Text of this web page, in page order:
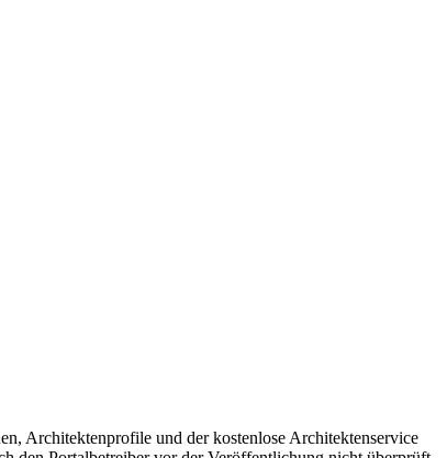
Architektenprofile und der kostenlose Architektenservice